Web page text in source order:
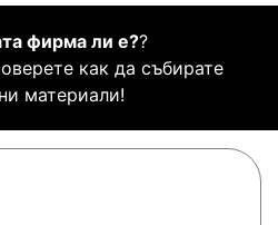
фирма ли е??
как да събирате
материали!